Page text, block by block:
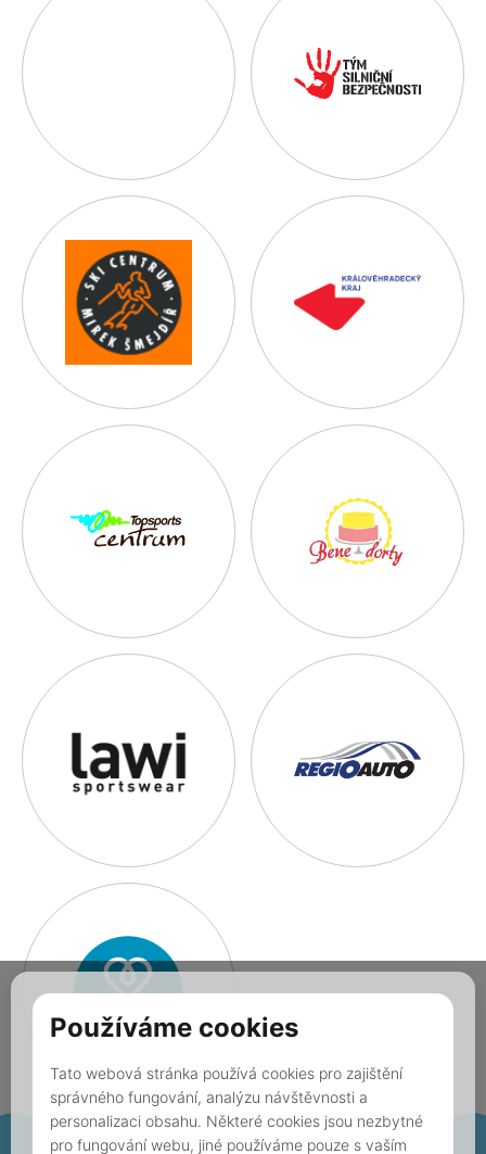
Používáme cookies
Tato webová stránka používá cookies pro zajištění
správného fungování, analýzu návštěvnosti a
personalizaci obsahu. Některé cookies jsou nezbytné
pro fungování webu, jiné používáme pouze s vaším